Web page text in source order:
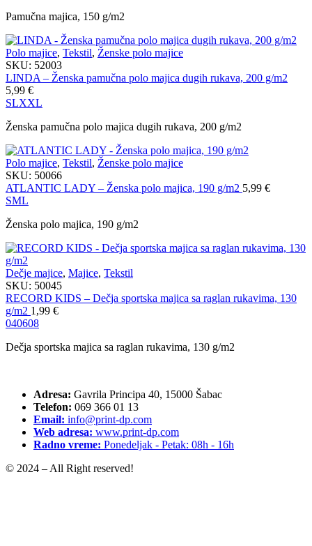
2,24 €
Pamučna majica, 150 g/m2
Polo majice, Tekstil, Ženske polo majice
SKU: 52003
LINDA – Ženska pamučna polo majica dugih rukava, 200 g/m2
5,99 €
SLXXL
Ženska pamučna polo majica dugih rukava, 200 g/m2
Polo majice, Tekstil, Ženske polo majice
SKU: 50066
ATLANTIC LADY – Ženska polo majica, 190 g/m2 5,99 €
SML
Ženska polo majica, 190 g/m2
Dečje majice, Majice, Tekstil
SKU: 50045
RECORD KIDS – Dečja sportska majica sa raglan rukavima, 130
g/m2 1,99 €
040608
Dečja sportska majica sa raglan rukavima, 130 g/m2
Adresa: Gavrila Principa 40, 15000 Šabac
Telefon: 069 366 01 13
Email: info@print-dp.com
Web adresa: www.print-dp.com
Radno vreme: Ponedeljak - Petak: 08h - 16h
© 2024 – All Right reserved!